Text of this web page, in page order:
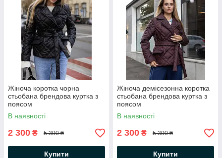
Жіноча коротка чорна
стьобана брендова куртка з
поясом
В наявності
2 300 ₴ 5 300 ₴
Купити
Жіноча демісезонна коротка
стьобана брендова куртка з
поясом
В наявності
2 300 ₴ 5 300 ₴
Купити